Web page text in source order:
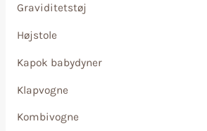
Graviditetstøj
Højstole
Kapok babydyner
Klapvogne
Kombivogne